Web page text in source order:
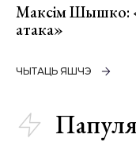
Максім Шышко:
атака»
ЧЫТАЦЬ ЯШЧЭ